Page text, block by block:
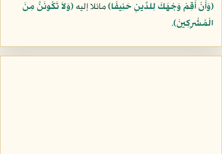
﴿وَأَنْ أَقِمْ وَجْهَكَ لِلدِّينِ حَنِيفًا﴾مائلا إليه﴿وَلاَ تَكُونَنَّ مِنَ
الْمُشْرِكِينَ﴾.